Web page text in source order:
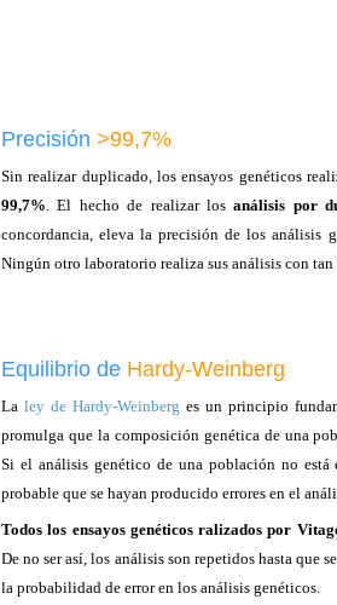
Precisión >99,7%
Sin realizar duplicado, los ensayos genéticos
99,7% . El hecho de realizar losanálisis por
concordancia, eleva la precisión de los análisis
Ningún otro laboratorio realiza sus análisis con
Equilibrio de Hardy-Weinberg
La ley de Hardy-Weinberg es un principio
promulga que la composición genética de una
Si el análisis genético de una población no
probable que se hayan producido errores en el
Todos los ensayos genéticos ralizados por
De no ser así, los análisis son repetidos hasta que
la probabilidad de error en los análisis genéticos.